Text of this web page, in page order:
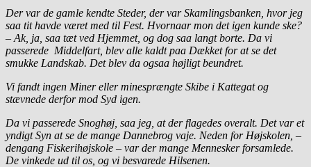
Der var de gamle kendte Steder, der var Skamlingsbanken, hvor jeg
saa tit havde været med til Fest. Hvornaar mon det igen kunde ske?
– Ak, ja, saa tæt ved Hjemmet, og dog saa langt borte. Da vi
passerede Middelfart, blev alle kaldt paa Dækket for at se det
smukke Landskab. Det blev da ogsaa højligt beundret.
Vi fandt ingen Miner eller minesprængte Skibe i Kattegat og
stævnede derfor mod Syd igen.
Da vi passerede Snoghøj, saa jeg, at der flagedes overalt. Det var et
yndigt Syn at se de mange Dannebrog vaje. Neden for Højskolen, –
dengang Fiskerihøjskole – var der mange Mennesker forsamlede.
De vinkede ud til os, og vi besvarede Hilsenen.